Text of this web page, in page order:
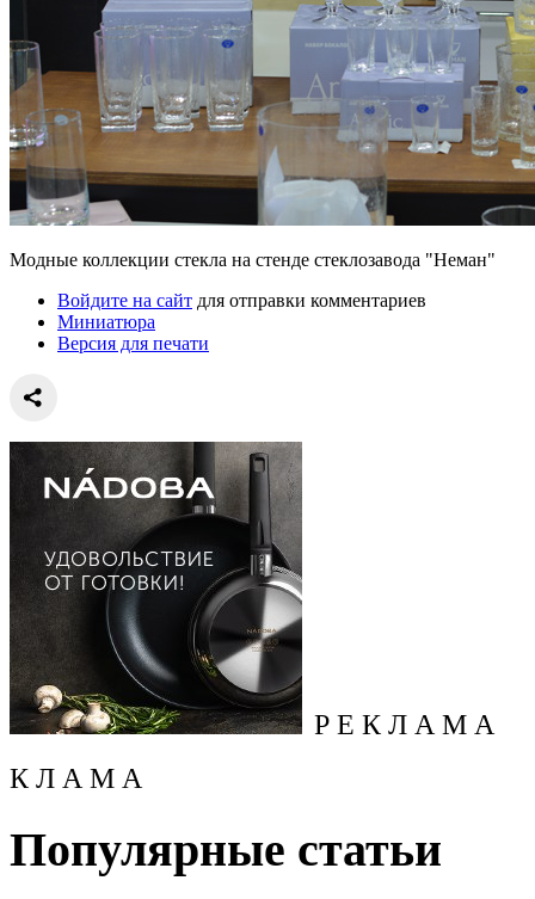
Модные коллекции стекла на стенде стеклозавода "Неман"
Войдите на сайт для отправки комментариев
Миниатюра
Версия для печати
Р Е К Л А М А
К Л А М А
Популярные статьи